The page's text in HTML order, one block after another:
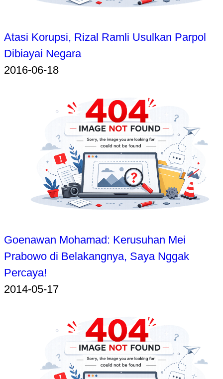
Atasi Korupsi, Rizal Ramli Usulkan Parpol
Dibiayai Negara
2016-06-18
Goenawan Mohamad: Kerusuhan Mei
Prabowo di Belakangnya, Saya Nggak
Percaya!
2014-05-17